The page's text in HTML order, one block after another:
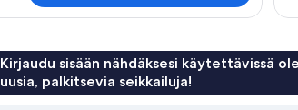
Kirjaudu sisään nähdäksesi käytettävissä
uusia, palkitsevia seikkailuja!